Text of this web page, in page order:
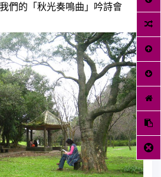
們的「秋光奏鳴曲」吟詩會